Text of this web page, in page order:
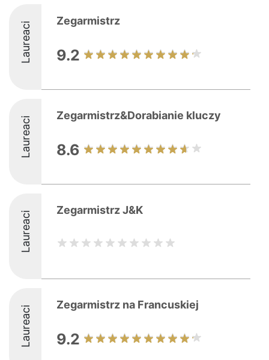
Laureaci Zegarmistrz
9.2
Laureaci Zegarmistrz&Dorabianie kluczy
8.6
Laureaci Zegarmistrz J&K
Laureaci Zegarmistrz na Francuskiej
9.2